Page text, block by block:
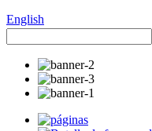
English